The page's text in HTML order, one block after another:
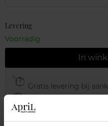
Levering
Voorradig
In
Gratis levering bij
Gratis retour in je
Gratis verpakking